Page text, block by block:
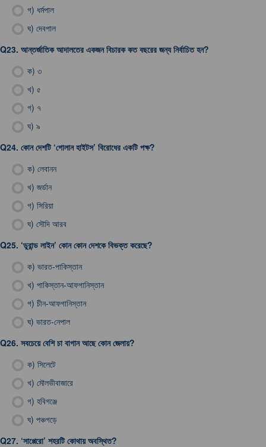
গ) ধর্মপাল
ঘ) দেবপাল
Q23. আন্তর্জাতিক আদালতের একজন বিচারক কত বছরের জন্য নির্বাচিত হন?
ক) ৩
খ) ৫
গ) ৭
ঘ) ৯
Q24. কোন দেশটি ‘গোলান হাইটস’ বিরোধের একটি পক্ষ?
ক) লেবানন
খ) জর্ডান
গ) সিরিয়া
ঘ) সৌদি আরব
Q25. ‘ডুরান্ড লাইন’ কোন কোন দেশকে বিভক্ত করেছে?
ক) ভারত-পাকিস্তান
খ) পাকিস্তান-আফগানিস্তান
গ) চীন-আফগানিস্তান
ঘ) ভারত-নেপাল
Q26. সবচেয়ে বেশি চা বাগান আছে কোন জেলায়?
ক) সিলেটে
খ) মৌলভীবাজারে
গ) হবিগঞ্জে
ঘ) পঞ্চগড়ে
Q27. ‘সাপ্পেরো’ শহরটি কোথায় অবস্থিত?